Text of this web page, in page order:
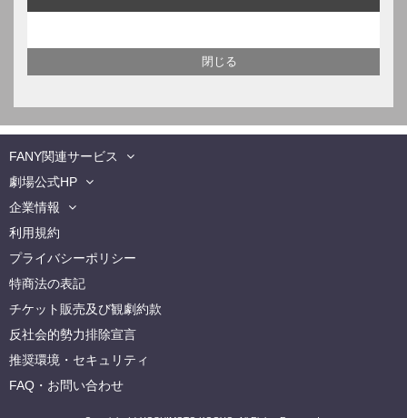
FANY関連サービス
劇場公式HP
企業情報
利用規約
プライバシーポリシー
特商法の表記
チケット販売及び観劇約款
反社会的勢力排除宣言
推奨環境・セキュリティ
FAQ・お問い合わせ